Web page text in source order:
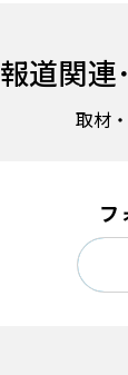
報道関連･
取材
フ